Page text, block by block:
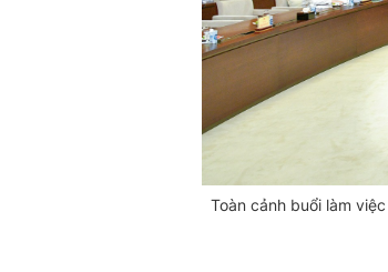
Toàn cảnh buổi làm việc